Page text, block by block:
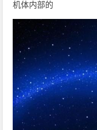
机体内部的